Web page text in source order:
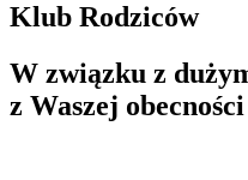
Klub Rodziców
W związku z
z Waszej